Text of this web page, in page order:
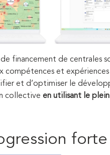
financement de centrales
compétences et
et d’optimiser le
collective en utilisant le
forte